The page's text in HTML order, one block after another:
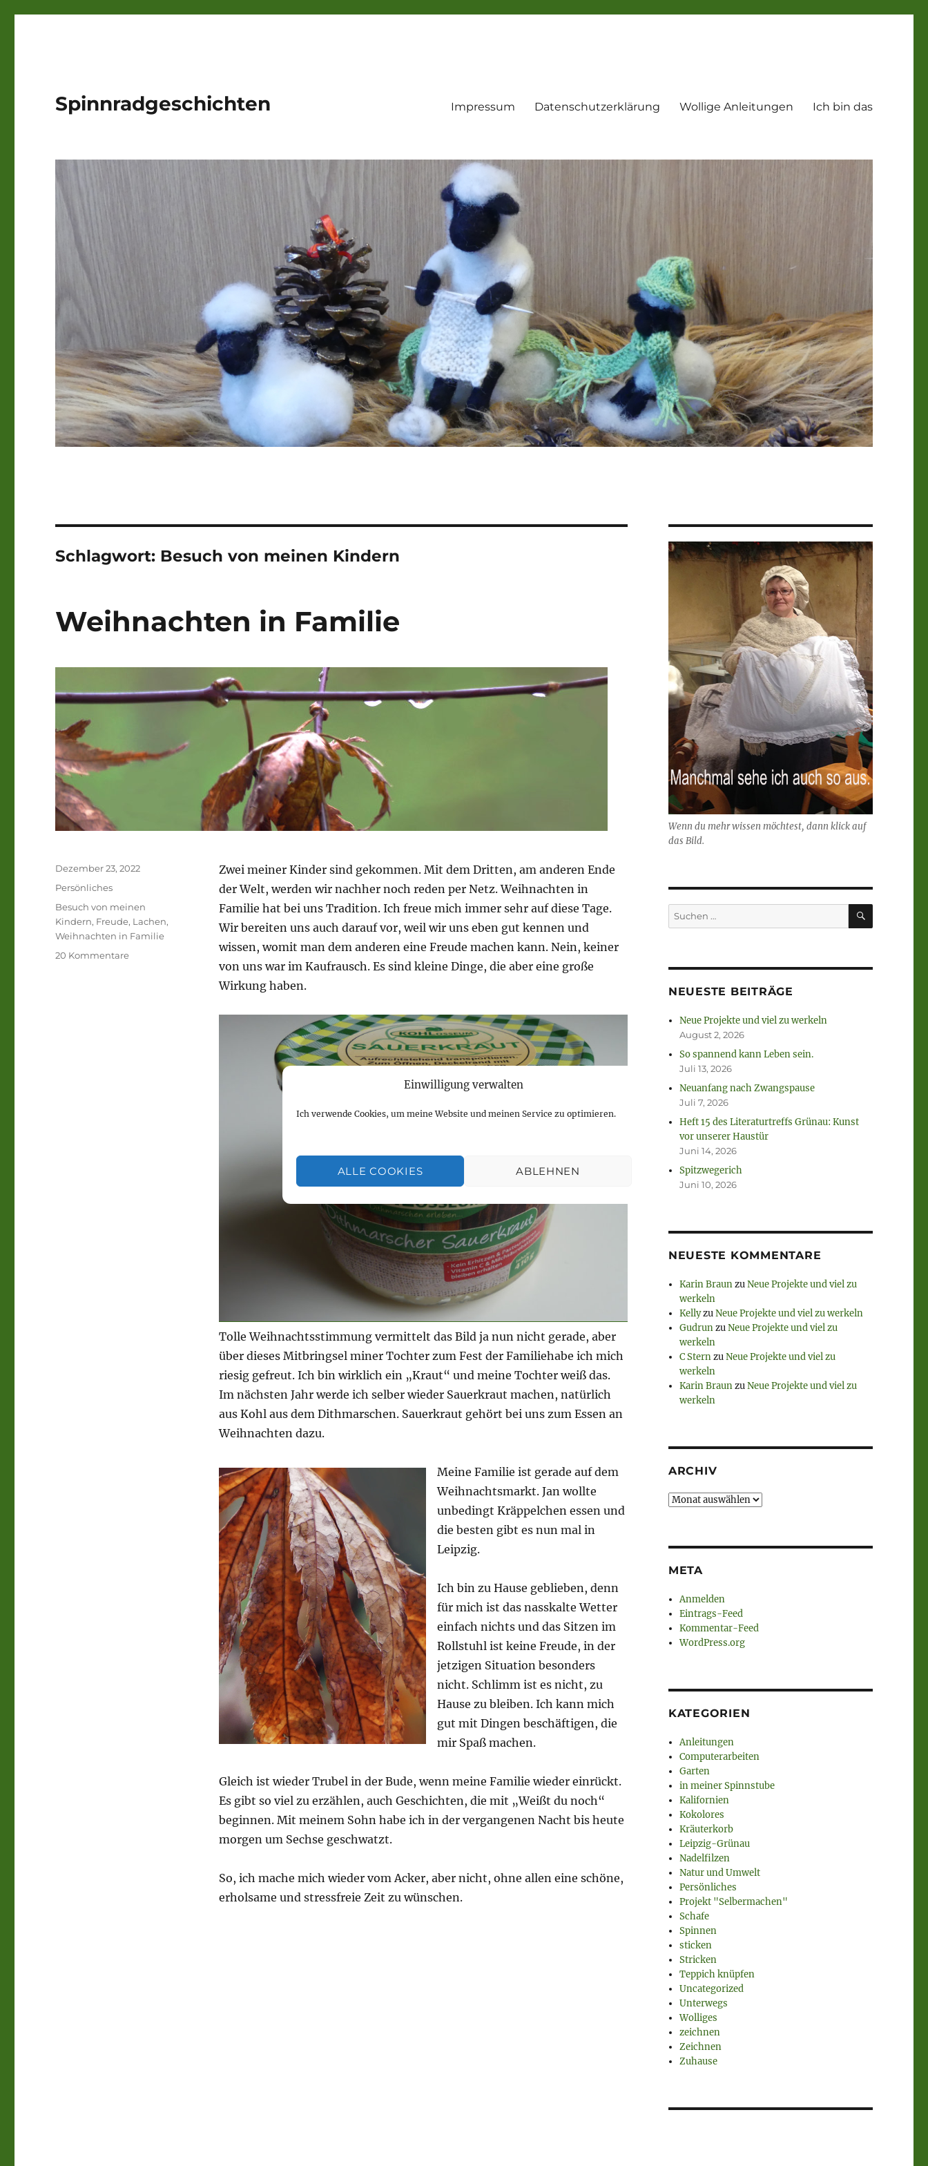
Einwilligung verwalten
Ich verwende Cookies, um meine Website und meinen Service zu optimieren.
ALLE COOKIES ABLEHNEN
Spinnradgeschichten Impressum Datenschutzerklärung Wollige Anleitungen Ich bin das
Schlagwort: Besuch von meinen Kindern
Weihnachten in Familie
Zwei meiner Kinder sind gekommen. Mit dem Dritten, am anderen Ende
der Welt, werden wir nachher noch reden per Netz. Weihnachten in
Familie hat bei uns Tradition. Ich freue mich immer sehr auf diese Tage.
Wir bereiten uns auch darauf vor, weil wir uns eben gut kennen und
wissen, womit man dem anderen eine Freude machen kann. Nein, keiner
von uns war im Kaufrausch. Es sind kleine Dinge, die aber eine große
Wirkung haben.
Tolle Weihnachtsstimmung vermittelt das Bild ja nun nicht gerade, aber
über dieses Mitbringsel miner Tochter zum Fest der Familiehabe ich mich
riesig gefreut. Ich bin wirklich ein „Kraut“ und meine Tochter weiß das.
Im nächsten Jahr werde ich selber wieder Sauerkraut machen, natürlich
aus Kohl aus dem Dithmarschen. Sauerkraut gehört bei uns zum Essen an
Weihnachten dazu.
Meine Familie ist gerade auf dem
Weihnachtsmarkt. Jan wollte
unbedingt Kräppelchen essen und
die besten gibt es nun mal in
Leipzig.
Ich bin zu Hause geblieben, denn
für mich ist das nasskalte Wetter
einfach nichts und das Sitzen im
Rollstuhl ist keine Freude, in der
jetzigen Situation besonders
nicht. Schlimm ist es nicht, zu
Hause zu bleiben. Ich kann mich
gut mit Dingen beschäftigen, die
mir Spaß machen.
Gleich ist wieder Trubel in der Bude, wenn meine Familie wieder einrückt.
Es gibt so viel zu erzählen, auch Geschichten, die mit „Weißt du noch“
beginnen. Mit meinem Sohn habe ich in der vergangenen Nacht bis heute
morgen um Sechse geschwatzt.
So, ich mache mich wieder vom Acker, aber nicht, ohne allen eine schöne,
erholsame und stressfreie Zeit zu wünschen.
Veröffentlicht
am
Dezember 23, 2022
Kategorien
Persönliches
Schlagwörter
Besuch von meinen
Kindern, Freude, Lachen,
Weihnachten in Familie
20 Kommentarezu
Wenn du mehr wissen möchtest, dann klick auf
das Bild.
Suchen
nach:
SUCHEN
NEUESTE BEITRÄGE
Neue Projekte und viel zu werkeln
August 2, 2026
So spannend kann Leben sein.
Juli 13, 2026
Neuanfang nach Zwangspause
Juli 7, 2026
Heft 15 des Literaturtreffs Grünau: Kunst
vor unserer Haustür
Juni 14, 2026
Spitzwegerich
Juni 10, 2026
NEUESTE KOMMENTARE
Karin BraunzuNeue Projekte und viel zu
werkeln
KellyzuNeue Projekte und viel zu werkeln
GudrunzuNeue Projekte und viel zu
werkeln
C SternzuNeue Projekte und viel zu
werkeln
Karin BraunzuNeue Projekte und viel zu
werkeln
ARCHIV
Archiv
META
Anmelden
Eintrags-Feed
Kommentar-Feed
WordPress.org
KATEGORIEN
Anleitungen
Computerarbeiten
Garten
in meiner Spinnstube
Kalifornien
Kokolores
Kräuterkorb
Leipzig-Grünau
Nadelfilzen
Natur und Umwelt
Persönliches
Projekt "Selbermachen"
Schafe
Spinnen
sticken
Stricken
Teppich knüpfen
Uncategorized
Unterwegs
Wolliges
zeichnen
Zeichnen
Zuhause